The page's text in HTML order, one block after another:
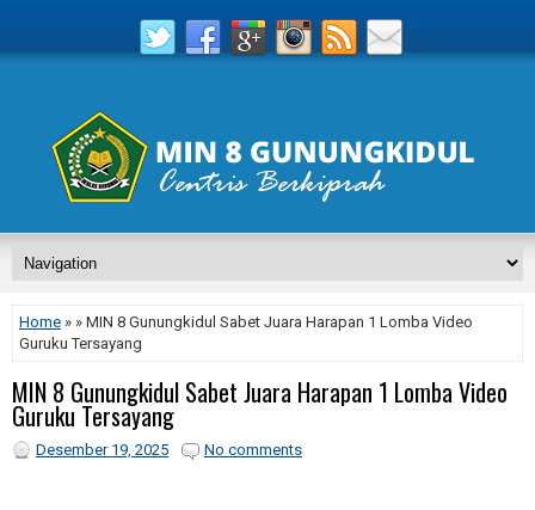
Home » » MIN 8 Gunungkidul Sabet Juara Harapan 1 Lomba Video
Guruku Tersayang
MIN 8 Gunungkidul Sabet Juara Harapan 1 Lomba Video
Guruku Tersayang
Desember 19, 2025 No comments